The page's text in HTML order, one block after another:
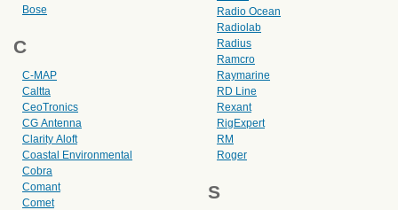
Bose
C
C-MAP
Caltta
CeoTronics
CG Antenna
Clarity Aloft
Coastal Environmental
Cobra
Comant
Comet
Radio Ocean
Radiolab
Radius
Ramcro
Raymarine
RD Line
Rexant
RigExpert
RM
Roger
S